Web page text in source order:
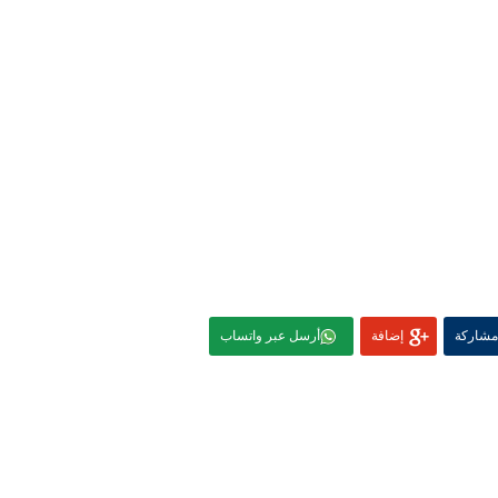
مشاركة إضافة أرسل عبر واتساب